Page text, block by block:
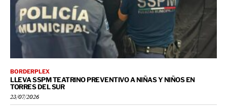
BORDERPLEX
LLEVA SSPM TEATRINO PREVENTIVO A NIÑAS Y NIÑOS EN
TORRES DEL SUR
23/07/2026